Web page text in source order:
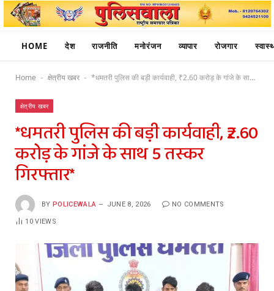
HOME देश राजनीति मनोरंजन व्यापार रोजगार
Home - क्षेत्रीय खबर - *धमतरी पुलिस की बड़ी कार्यवाही, ₹2.60 करोड़ के गांजे के साथ 5 तस्कर गिरफ्तार*
क्षेत्रीय खबर
*धमतरी पुलिस की बड़ी कार्यवाही, ₹2.60
करोड़ के गांजे के साथ 5 तस्कर
गिरफ्तार*
BY POLICEWALA JUNE 8, 2026 NO COMMENTS
10VIEWS